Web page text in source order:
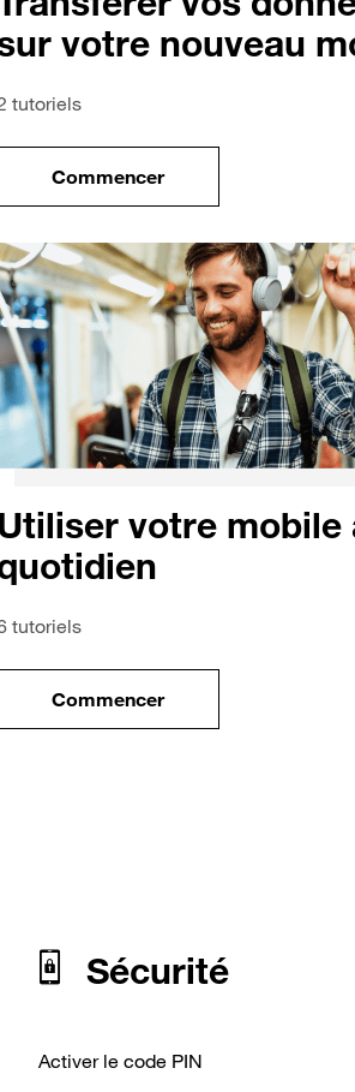
mobile
votre nouveau
tutoriels
Commencerle tuto pour Transférer vos
Utiliser votre mobile
tutoriels
Commencerle tuto pour Utiliser votre
Sécurité
Activer le code PIN